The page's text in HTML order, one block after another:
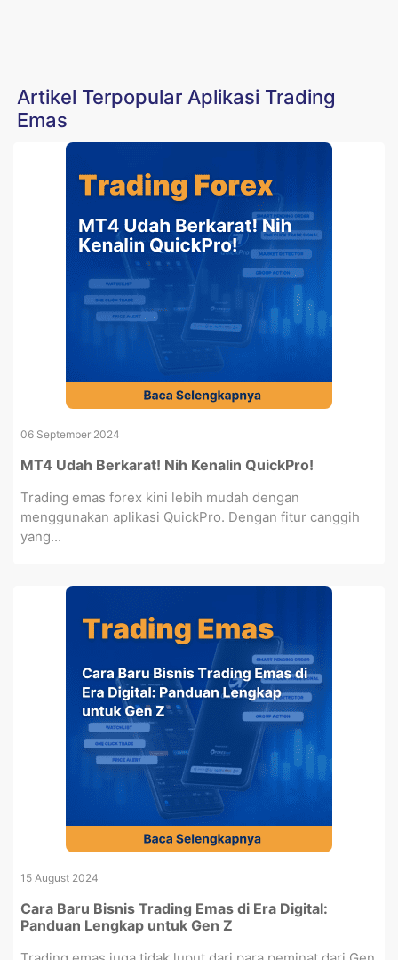
Artikel Terpopular Aplikasi Trading
Emas
06 September 2024
MT4 Udah Berkarat! Nih Kenalin QuickPro!
Trading emas forex kini lebih mudah dengan
menggunakan aplikasi QuickPro. Dengan fitur canggih
yang...
15 August 2024
Cara Baru Bisnis Trading Emas di Era Digital:
Panduan Lengkap untuk Gen Z